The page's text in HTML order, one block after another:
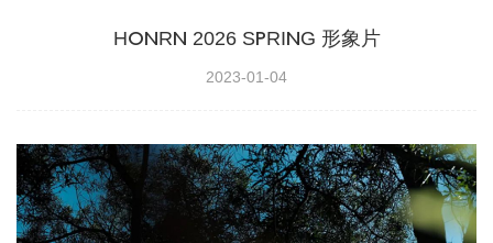
HONRN 2026 SPRING 形象片
2023-01-04